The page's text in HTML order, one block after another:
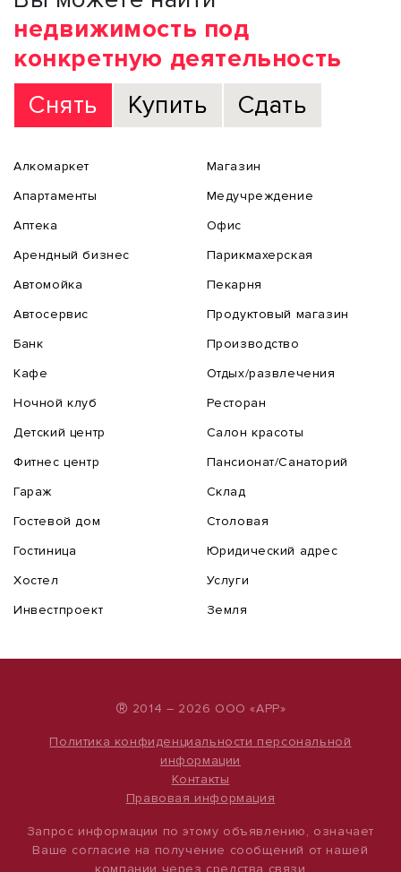
недвижимость под
конкретную деятельность
Снять
Купить Сдать
Алкомаркет
Апартаменты
Аптека
Арендный бизнес
Автомойка
Автосервис
Банк
Кафе
Ночной клуб
Детский центр
Фитнес центр
Гараж
Гостевой дом
Гостиница
Хостел
Инвестпроект
Магазин
Медучреждение
Офис
Парикмахерская
Пекарня
Продуктовый магазин
Производство
Отдых/развлечения
Ресторан
Салон красоты
Пансионат/Санаторий
Склад
Столовая
Юридический адрес
Услуги
Земля
® 2014 – 2026 ООО «АРР»
Политика конфиденциальности персональной
информации
Контакты
Правовая информация
Запрос информации по этому объявлению, означает
Ваше согласие на получение сообщений от нашей
компании через средства связи